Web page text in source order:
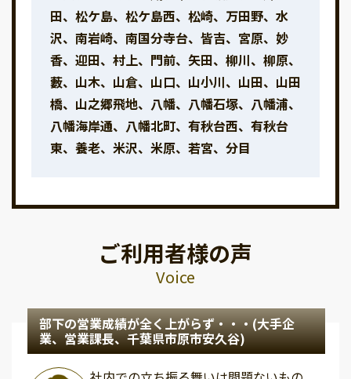
田、松ケ島、松ケ島西、松崎、万田野、水
沢、南岩崎、南国分寺台、皆吉、宮原、妙
香、迎田、村上、門前、矢田、柳川、柳原、
藪、山木、山倉、山口、山小川、山田、山田
橋、山之郷飛地、八幡、八幡石塚、八幡浦、
八幡海岸通、八幡北町、有秋台西、有秋台
東、養老、米沢、米原、若宮、分目
ご利用者様の声
Voice
部下の営業成績が全く上がらず・・・(大手企
業、営業課長、千葉県市原市安久谷)